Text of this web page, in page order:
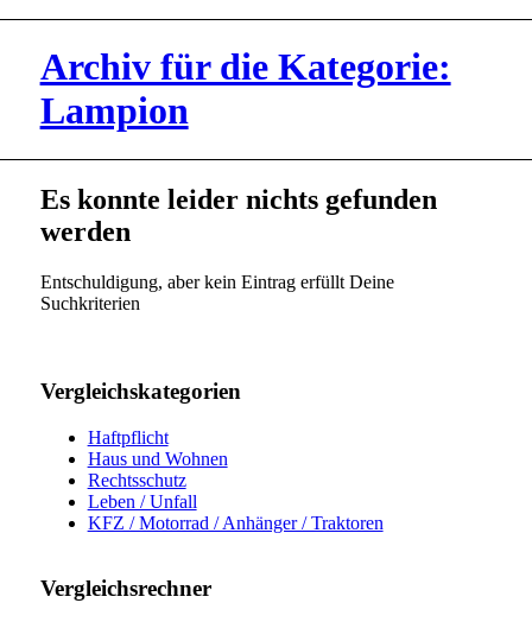
Archiv für die Kategorie:
Lampion
Es konnte leider nichts gefunden
werden
Entschuldigung, aber kein Eintrag erfüllt Deine
Suchkriterien
Vergleichskategorien
Haftpflicht
Haus und Wohnen
Rechtsschutz
Leben / Unfall
KFZ / Motorrad / Anhänger / Traktoren
Vergleichsrechner